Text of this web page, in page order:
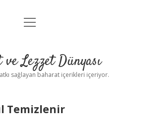
Anasayfa
Yasal Uyarı
menüyü
Lezzet Dünyası
sağlayan baharat içerikleri içeriyor.
Temizlenir